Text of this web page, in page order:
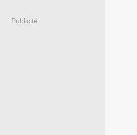
Publicité